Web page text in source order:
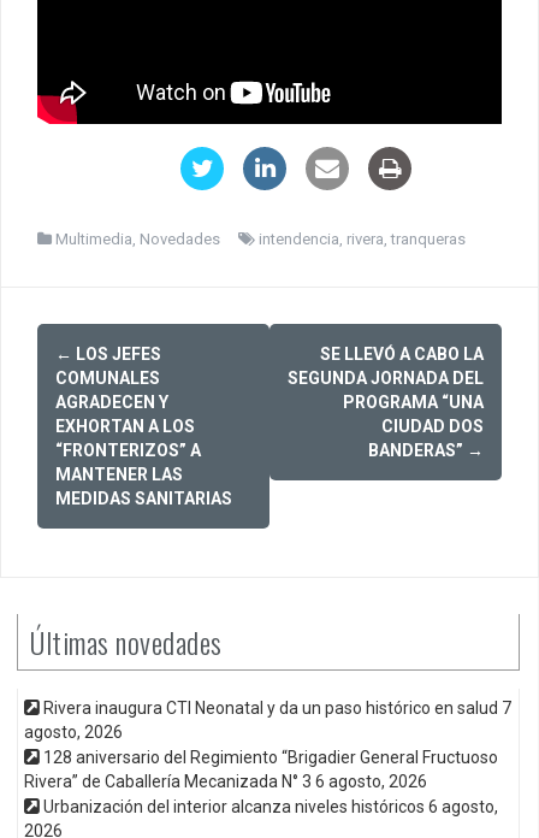
Multimedia Novedades intendencia rivera ,tranqueras
Post
navigation
← LOS JEFES
COMUNALES
AGRADECEN Y
EXHORTAN A LOS
“FRONTERIZOS” A
MANTENER LAS
MEDIDAS SANITARIAS
SE LLEVÓ A CABO LA
SEGUNDA JORNADA DEL
PROGRAMA “UNA
CIUDAD DOS
BANDERAS” →
Últimas novedades
Rivera inaugura CTI Neonatal y da un paso histórico en salud 7
agosto, 2026
128 aniversario del Regimiento “Brigadier General Fructuoso
Rivera” de Caballería Mecanizada N° 3 6 agosto, 2026
Urbanización del interior alcanza niveles históricos 6 agosto,
2026